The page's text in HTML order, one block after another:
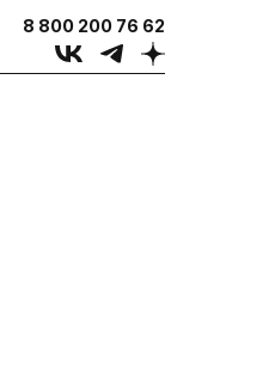
8 800 200 76 62